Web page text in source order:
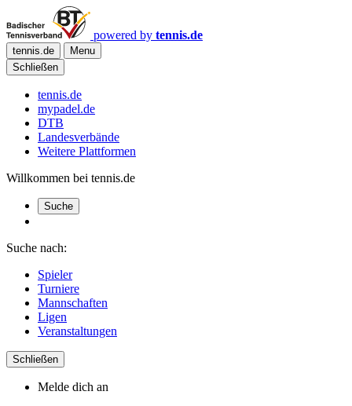
powered by tennis.de
tennis.de
Menu
Schließen
tennis.de
mypadel.de
DTB
Landesverbände
Weitere Plattformen
Willkommen bei tennis.de
Suche
Suche nach:
Spieler
Turniere
Mannschaften
Ligen
Veranstaltungen
Schließen
Melde dich an